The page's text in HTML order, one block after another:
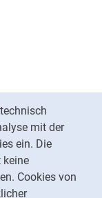
mit der
ein. Die
keine
Cookies von